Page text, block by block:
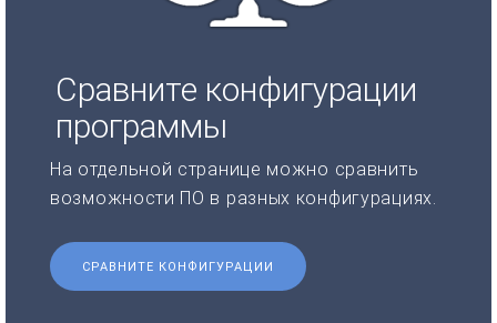
Сравните конфигурации
программы
На отдельной странице можно сравнить
возможности ПО в разных конфигурациях.
СРАВНИТЕ КОНФИГУРАЦИИ